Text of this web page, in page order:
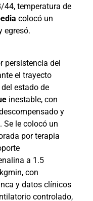
44, temperatura de
colocó un
egresó.
persistencia del
el trayecto
estado de
inestable, con
y
le colocó un
por terapia
a 1.5
con
y datos clínicos
controlado,